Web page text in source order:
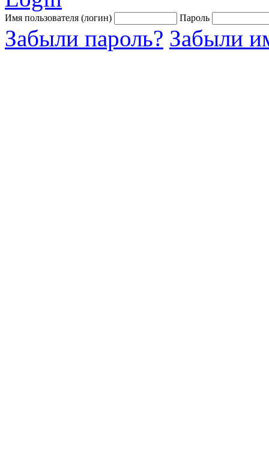
Имя пользователя (логин) Пароль
Забыли пароль? Забыли